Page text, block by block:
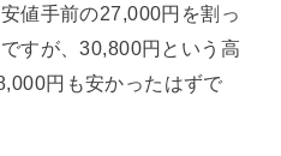
値手前の27,000円を割っ
すが、30,800円という高
円も安かったはずで